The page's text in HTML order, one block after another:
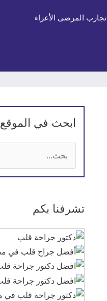
تجارب المرضى الأعزاء
ابحث في الموقع
ل
ح
ع
ن
:
تشرفنا بكم